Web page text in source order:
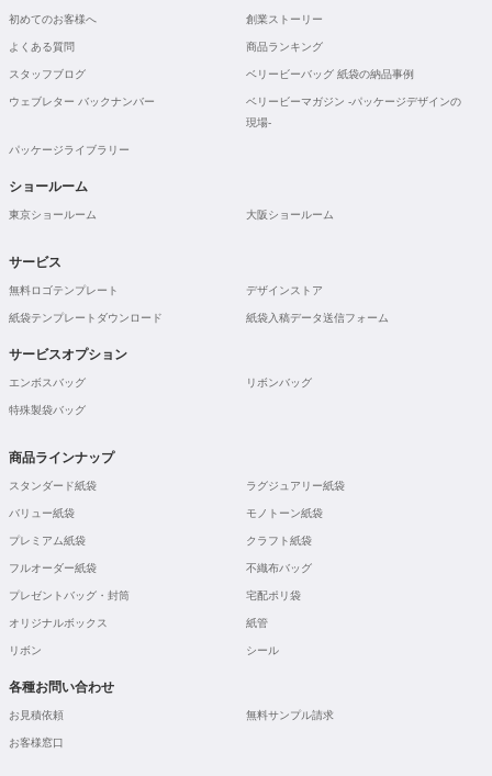
初めてのお客様へ 創業ストーリー
よくある質問 商品ランキング
スタッフブログ ベリービーバッグ 紙袋の納品事例
ウェブレター バックナンバー
ベリービーマガジン -パッケージデザインの
現場-
パッケージライブラリー
ショールーム
東京ショールーム 大阪ショールーム
サービス
無料ロゴテンプレート デザインストア
紙袋テンプレートダウンロード 紙袋入稿データ送信フォーム
サービスオプション
エンボスバッグ リボンバッグ
特殊製袋バッグ
商品ラインナップ
スタンダード紙袋 ラグジュアリー紙袋
バリュー紙袋 モノトーン紙袋
プレミアム紙袋 クラフト紙袋
フルオーダー紙袋 不織布バッグ
プレゼントバッグ・封筒 宅配ポリ袋
オリジナルボックス 紙管
リボン シール
各種お問い合わせ
お見積依頼 無料サンプル請求
お客様窓口